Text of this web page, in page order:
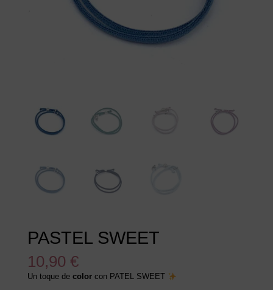
PASTEL SWEET
10,90 €
Un toque de colorcon PATEL SWEET